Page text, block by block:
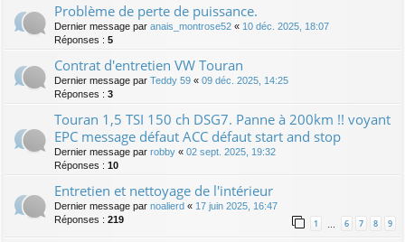
Problème de perte de puissance.
Dernier message par anais_montrose52 « 10 déc. 2025, 18:07
Réponses : 5
Contrat d'entretien VW Touran
Dernier message par Teddy 59 « 09 déc. 2025, 14:25
Réponses : 3
Touran 1,5 TSI 150 ch DSG7. Panne à 200km !! voyant
EPC message défaut ACC défaut start and stop
Dernier message par robby « 02 sept. 2025, 19:32
Réponses : 10
Entretien et nettoyage de l'intérieur
Dernier message par noalierd « 17 juin 2025, 16:47
Réponses : 219 1 6 7 8 9